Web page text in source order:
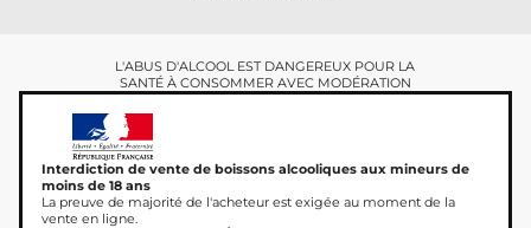
L'ABUS D'ALCOOL EST DANGEREUX POUR LA
SANTÉ À CONSOMMER AVEC MODÉRATION
Interdiction de vente de boissons alcooliques aux mineurs de
moins de 18 ans
La preuve de majorité de l'acheteur est exigée au moment de la
vente en ligne.